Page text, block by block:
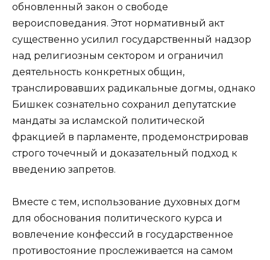
обновленный закон о свободе
вероисповедания. Этот нормативный акт
существенно усилил государственный надзор
над религиозным сектором и ограничил
деятельность конкретных общин,
транслировавших радикальные догмы, однако
Бишкек сознательно сохранил депутатские
мандаты за исламской политической
фракцией в парламенте, продемонстрировав
строго точечный и доказательный подход к
введению запретов.
Вместе с тем, использование духовных догм
для обоснования политического курса и
вовлечение конфессий в государственное
противостояние прослеживается на самом